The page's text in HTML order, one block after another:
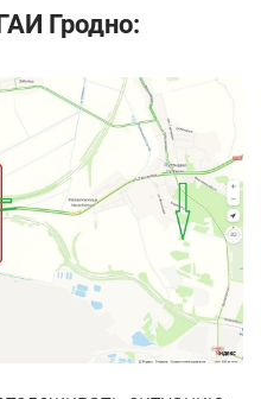
Гродно: